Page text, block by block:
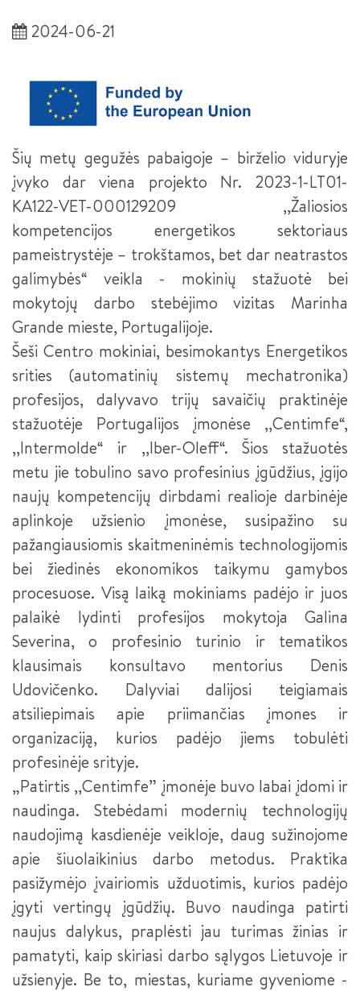
SUVIRINTOJAS III LYGIS
METALO APDIRBIMO STAKLIŲ OPERATORIUS
METALO APDIRBIMO STAKLIŲ OPERATORIUS III LYGIS
ŠALTKALVIS
ŠALTKALVIS III LYGIS
ŠALTKALVIS II LYGIS
ROBOTINIŲ SISTEMŲ INTEGRACIJOS TECHNIKAS (2026 M.
PRIĖMIMAS)
PEDAGOGO PADĖJĖJAS
MAKETUOTOJAS
KOMPIUTERINIO PROJEKTAVIMO OPERATORIUS
BEPILOČIŲ ORLAIVIŲ VALDYTOJAS
JAUNESNYSIS SISTEMŲ ADMINISTRATORIUS
JAUNESNYSIS JAVA PROGRAMUOTOJAS
FINANSINIŲ PASLAUGŲ TEIKĖJAS
INDIVIDUALIOS PRIEŽIŪROS DARBUOTOJAS
IKIMOKYKLINIO UGDYMO PEDAGOGO PADĖJĖJAS
INDIVIDUALIOS PRIEŽIŪROS DARBUOTOJAS III LYGIS
VIZUALINĖS REKLAMOS GAMINTOJAS
VIRĖJAS
VIRĖJAS III LYGIS
ELEKTROS ĮRANGOS SURINKĖJAS III LYGIS (2026 M.
PRIĖMIMAS)
INFORMACINIŲ IR RYŠIŲ TECHNOLOGIJŲ APTARNAVIMO
TECHNIKAS
BIURO ADMINISTRATORIUS
E. PARDAVĖJAS-KONSULTANTAS
NACIONALINIS MECHATRONIKOS KONKURSAS 2024
KONFERENCIJA „PAMEISTRYSTĖS IŠŠŪKIAI IR GALIMYBĖS
INŽINERINĖJE PRAMONĖJE“
VERSIJA -LT PAVYZDYS)
PAMEISTRYSTĖ – TAVO PROFESIJOS PRADŽIA (LT, LV, EE IR
DE PAVYZDŽIAI)
KURIANTYS LIETUVĄ. PAMEISTRYSTĖ (INTERSURGICAL)
KURIANTYS LIETUVĄ. PAMEISTRYSTĖ (HARJU ELEKTER)
FORUMAS „DUALINIS PROFESINIS MOKYMAS LIETUVOJE“
KURIANTYS LIETUVĄ. PAMEISTRYSTĖ (HODA)
„KURIANTYS LIETUVĄ. PAMEISTRYSTĖ“ (CONTINENTAL)
DUALINIS MOKYMAS - PAMEISTRYSTĖ
ĮSTAIGOS
PRAKTINĖS DALIES TVARKARAŠTIS
2024-06-21
Šių metų gegužės pabaigoje – birželio viduryje
įvyko dar viena projekto Nr. 2023-1-LT01-
KA122-VET-000129209 ,,Žaliosios
kompetencijos energetikos sektoriaus
pameistrystėje – trokštamos, bet dar neatrastos
galimybės“ veikla - mokinių stažuotė bei
mokytojų darbo stebėjimo vizitas Marinha
Grande mieste, Portugalijoje.
Šeši Centro mokiniai, besimokantys Energetikos
srities (automatinių sistemų mechatronika)
profesijos, dalyvavo trijų savaičių praktinėje
stažuotėje Portugalijos įmonėse ,,Centimfe“,
,,Intermolde“ ir ,,Iber-Oleff“. Šios stažuotės
metu jie tobulino savo profesinius įgūdžius, įgijo
naujų kompetencijų dirbdami realioje darbinėje
aplinkoje užsienio įmonėse, susipažino su
pažangiausiomis skaitmeninėmis technologijomis
bei žiedinės ekonomikos taikymu gamybos
procesuose. Visą laiką mokiniams padėjo ir juos
palaikė lydinti profesijos mokytoja Galina
Severina, o profesinio turinio ir tematikos
klausimais konsultavo mentorius Denis
Udovičenko. Dalyviai dalijosi teigiamais
atsiliepimais apie priimančias įmones ir
organizaciją, kurios padėjo jiems tobulėti
profesinėje srityje.
„Patirtis ,,Centimfe” įmonėje buvo labai įdomi ir
naudinga. Stebėdami modernių technologijų
naudojimą kasdienėje veikloje, daug sužinojome
apie šiuolaikinius darbo metodus. Praktika
pasižymėjo įvairiomis užduotimis, kurios padėjo
įgyti vertingų įgūdžių. Buvo naudinga patirti
naujus dalykus, praplėsti jau turimas žinias ir
pamatyti, kaip skiriasi darbo sąlygos Lietuvoje ir
užsienyje. Be to, miestas, kuriame gyveniome -